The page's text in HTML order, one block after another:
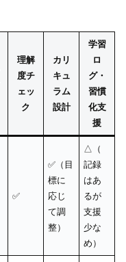
理解
度チ
ェッ
ク
カリ
キュ
ラム
設計
学習
ロ
グ・
習慣
化支
援
✅
✅（目
標に
応じ
て調
整）
△（
記録
はあ
るが
支援
少な
め）